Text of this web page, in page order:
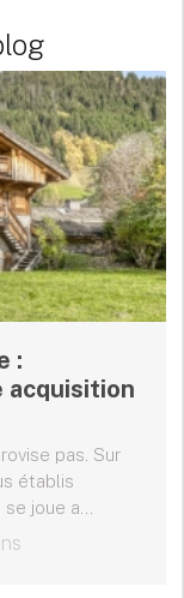
:
acquisition
pas. Sur
établis
joue a...